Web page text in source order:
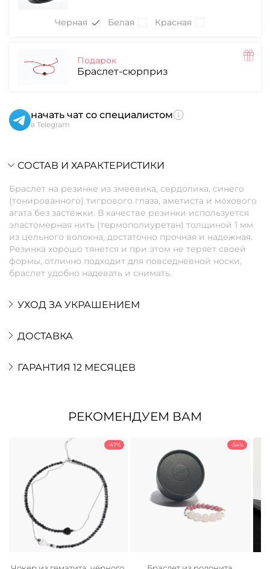
Черная Белая Красная
Подарок
Браслет-сюрприз
начать чат со специалистом
в Telegram
СОСТАВ И ХАРАКТЕРИСТИКИ
Браслет на резинке из змеевика, сердолика, синего
(тонированного) тигрового глаза, аметиста и мохового
агата без застёжки. В качестве резинки используется
эластомерная нить (термополиуретан) толщиной 1 мм
из цельного волокна, достаточно прочная и надежная.
Резинка хорошо тянется и при этом не теряет своей
формы, отлично подходит для повседневной носки,
браслет удобно надевать и снимать.
УХОД ЗА УКРАШЕНИЕМ
ДОСТАВКА
ГАРАНТИЯ 12 МЕСЯЦЕВ
РЕКОМЕНДУЕМ ВАМ
-47% -54%